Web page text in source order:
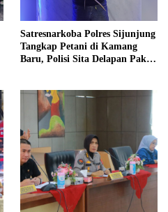
Satresnarkoba Polres Sijunjung
Tangkap Petani di Kamang
Baru, Polisi Sita Delapan Paket